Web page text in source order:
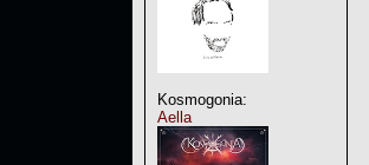
Kosmogonia:
Aella